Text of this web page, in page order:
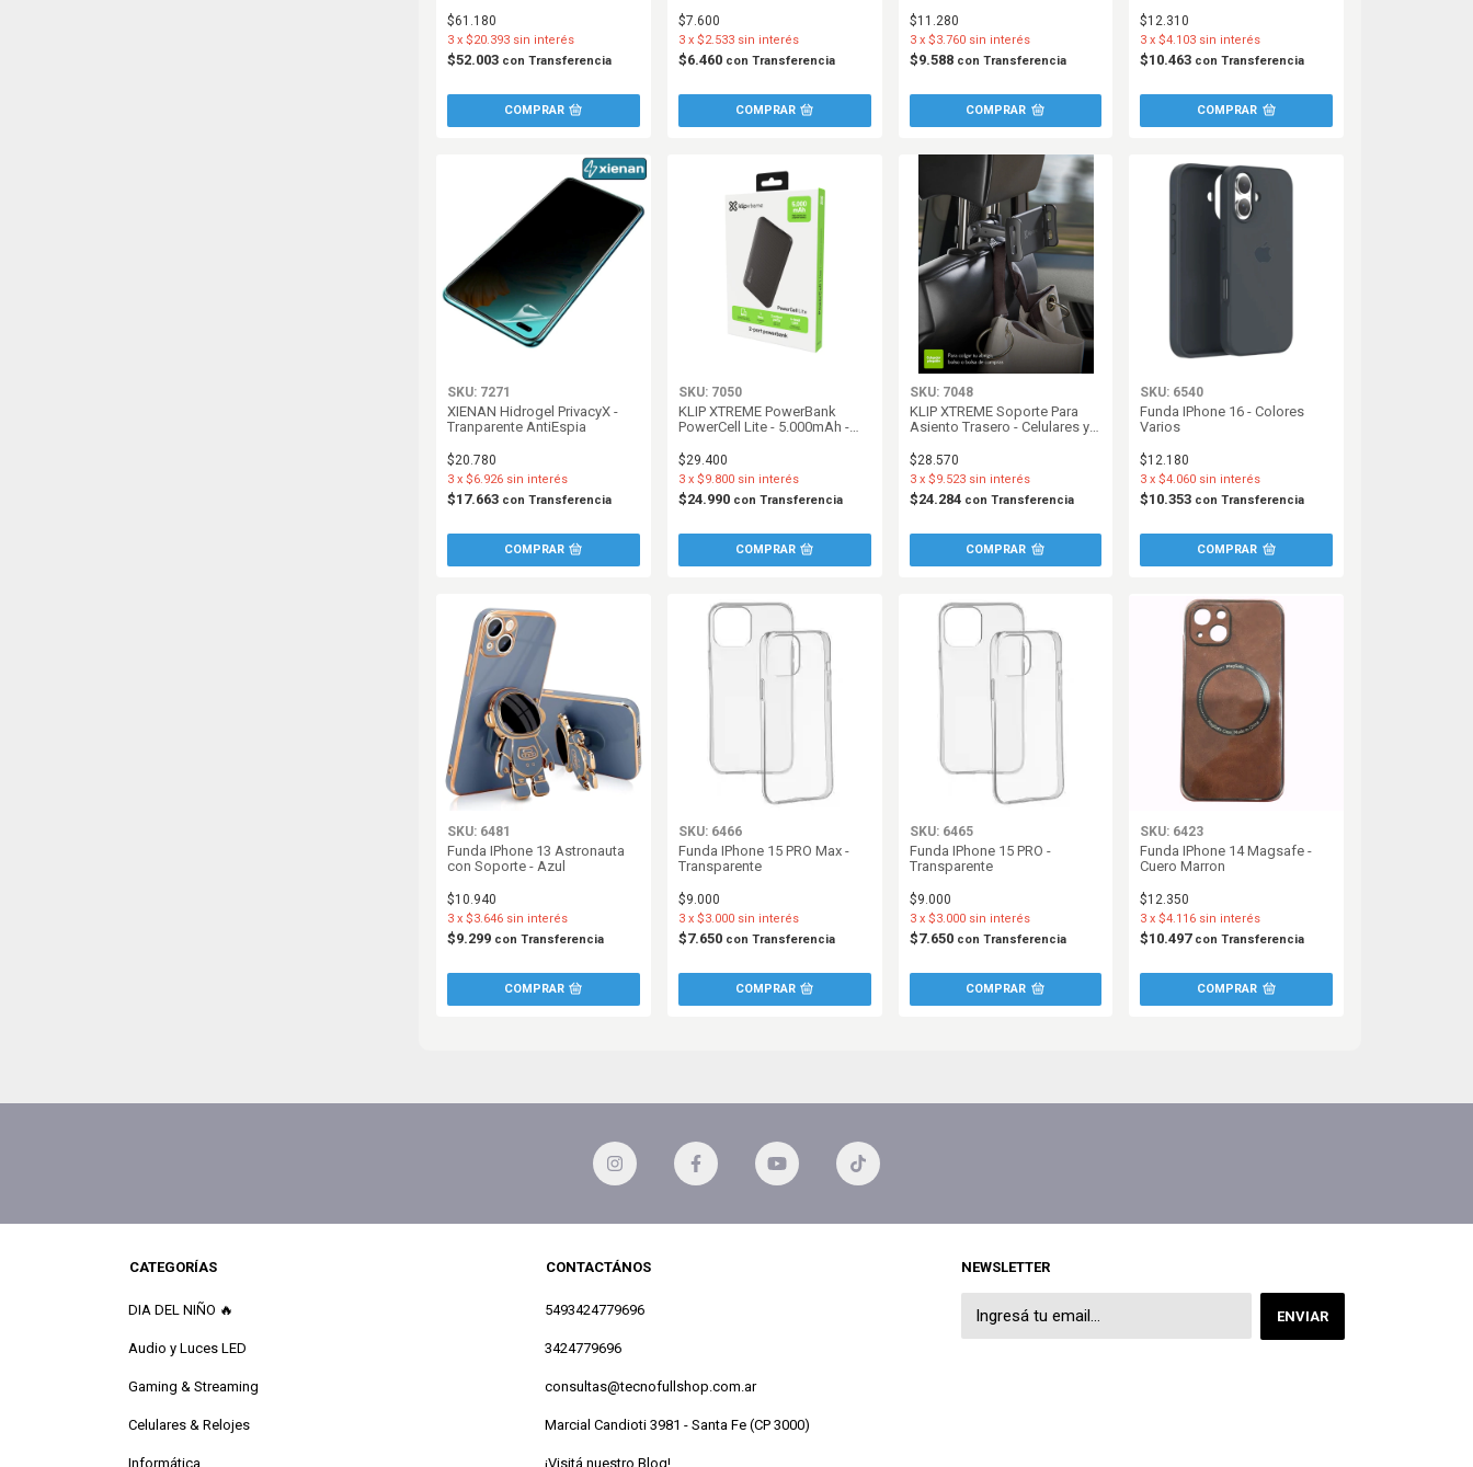
$61.180
$52.003 con Transferencia
3 x $20.393 sin interés
$7.600
$6.460 con Transferencia
3 x $2.533 sin interés
$11.280
$9.588 con Transferencia
3 x $3.760 sin interés
$12.310
$10.463 con Transferencia
3 x$4.103 sin interés
SKU: 7271
XIENAN Hidrogel PrivacyX -
Tranparente AntiEspia
$20.780
$17.663 con Transferencia
3 x $6.926 sin interés
SKU: 7050
KLIP XTREME PowerBank
PowerCell Lite - 5.000mAh -
$29.400
$24.990 con Transferencia
3 x $9.800 sin interés
SKU: 7048
KLIP XTREME Soporte Para
Asiento Trasero - Celulares y
$28.570
$24.284 con Transferencia
3 x $9.523 sin interés
SKU: 6540
Funda IPhone 16 - Colores
Varios
$12.180
$10.353 con Transferencia
3 x$4.060 sin interés
SKU: 6481
Funda IPhone 13 Astronauta
con Soporte - Azul
$10.940
$9.299 con Transferencia
3 x $3.646 sin interés
SKU: 6466
Funda IPhone 15 PRO Max -
Transparente
$9.000
$7.650 con Transferencia
3 x $3.000 sin interés
SKU: 6465
Funda IPhone 15 PRO -
Transparente
$9.000
$7.650 con Transferencia
3 x $3.000 sin interés
SKU: 6423
Funda IPhone 14 Magsafe -
Cuero Marron
$12.350
$10.497 con Transferencia
3 x$4.116 sin interés
CATEGORÍAS
DIA DEL NIÑO 🔥
Audio y Luces LED
Gaming & Streaming
Celulares & Relojes
Informática
CONTACTÁNOS
5493424779696
3424779696
consultas@tecnofullshop.com.ar
Marcial Candioti 3981 - Santa Fe (CP 3000)
¡Visitá nuestro Blog!
NEWSLETTER